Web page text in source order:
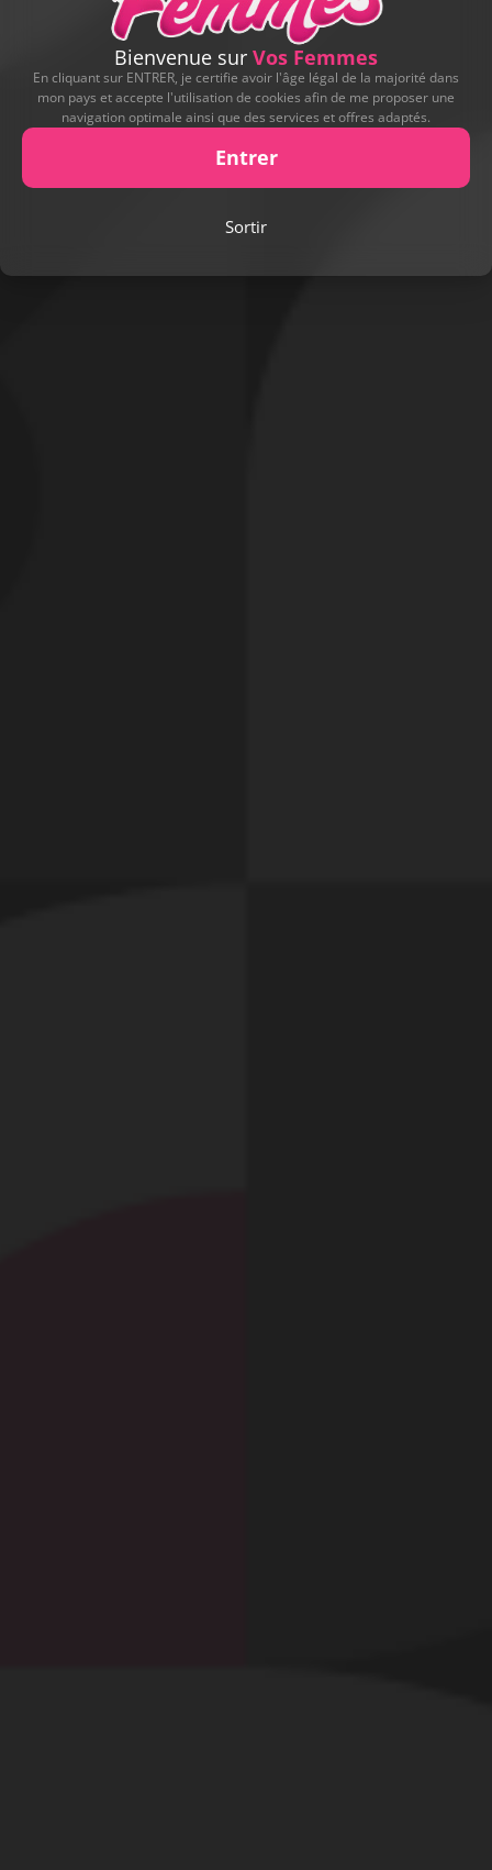
D'AUTRES ALBUMS DE CONTRIBUTEURS
Bienvenue sur Vos Femmes
En cliquant sur ENTRER, je certifie avoir l'âge légal de la majorité dans
mon pays et accepte l'utilisation de cookies afin de me proposer une
navigation optimale ainsi que des services et offres adaptés.
Entrer
Sortir